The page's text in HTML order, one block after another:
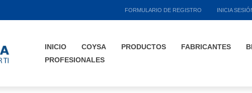
FORMULARIO DE REGISTRO INICIA
INICIO COYSA PRODUCTOS FABRICANTES
PROFESIONALES